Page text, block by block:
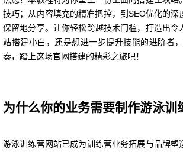
技巧；从内容填充的精准把控，到SEO优化的
保留地分享。让你轻松跨越技术门槛，打造出
站搭建小白，还是想进一步提升技能的进阶者
奏，踏上这场官网搭建的精彩之旅吧！
为什么你的业务需要制作游泳训
游泳训练营网站已成为训练营业务拓展与品牌